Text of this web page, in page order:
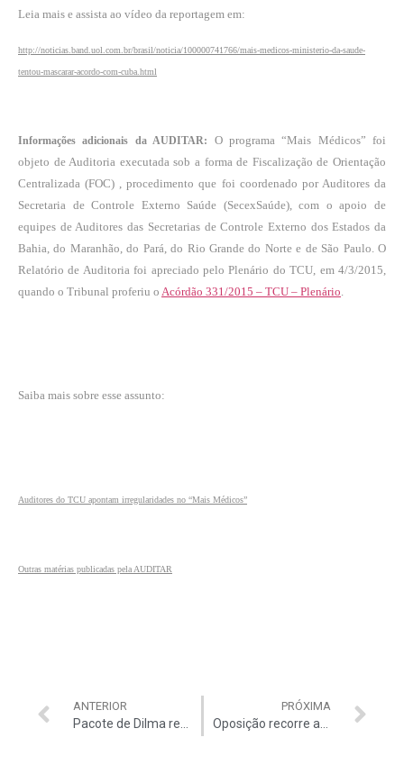
Leia mais e assista ao vídeo da reportagem em:
http://noticias.band.uol.com.br/brasil/noticia/100000741766/mais-medicos-ministerio-da-saude-
tentou-mascarar-acordo-com-cuba.html
Informações adicionais da AUDITAR: O programa “Mais Médicos” foi
objeto de Auditoria executada sob a forma de Fiscalização de Orientação
Centralizada (FOC) , procedimento que foi coordenado por Auditores da
Secretaria de Controle Externo Saúde (SecexSaúde), com o apoio de
equipes de Auditores das Secretarias de Controle Externo dos Estados da
Bahia, do Maranhão, do Pará, do Rio Grande do Norte e de São Paulo. O
Relatório de Auditoria foi apreciado pelo Plenário do TCU, em 4/3/2015,
quando o Tribunal proferiu o Acórdão 331/2015 – TCU – Plenário
Saiba mais sobre esse assunto:
Auditores do TCU apontam irregularidades no “Mais Médicos”
Outras matérias publicadas pela AUDITAR
ANTERIOR PRÓXIMA